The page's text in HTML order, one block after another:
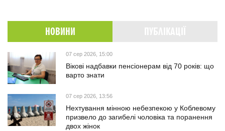
НОВИНИ
07 сер 2026, 15:00
Вікові надбавки пенсіонерам від 70 років: що
варто знати
07 сер 2026, 13:56
Нехтування мінною небезпекою у Коблевому
призвело до загибелі чоловіка та поранення
двох жінок